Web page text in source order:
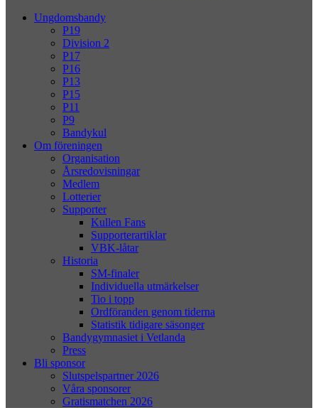
Ungdomsbandy
P19
Division 2
P17
P16
P13
P15
P11
P9
Bandykul
Om föreningen
Organisation
Årsredovisningar
Medlem
Lotterier
Supporter
Kullen Fans
Supporterartiklar
VBK-låtar
Historia
SM-finaler
Individuella utmärkelser
Tio i topp
Ordföranden genom tiderna
Statistik tidigare säsonger
Bandygymnasiet i Vetlanda
Press
Bli sponsor
Slutspelspartner 2026
Våra sponsorer
Gratismatchen 2026